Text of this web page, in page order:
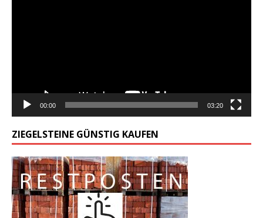
00:00 03:20
ZIEGELSTEINE GÜNSTIG KAUFEN